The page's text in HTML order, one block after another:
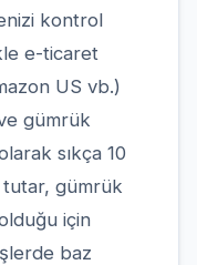
kontrol
e-ticaret
US vb.)
gümrük
sıkça 10
tutar, gümrük
için
baz